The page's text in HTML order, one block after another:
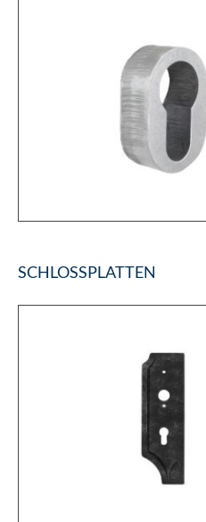
SCHLOSSPLATTEN